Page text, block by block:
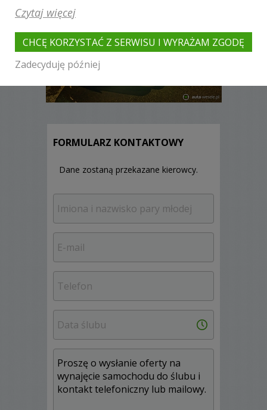
FORMULARZ KONTAKTOWY
Dane zostaną przekazane kierowcy.
Czytaj więcej
CHCĘ KORZYSTAĆ Z SERWISU I WYRAŻAM ZGODĘ
Zadecyduję później